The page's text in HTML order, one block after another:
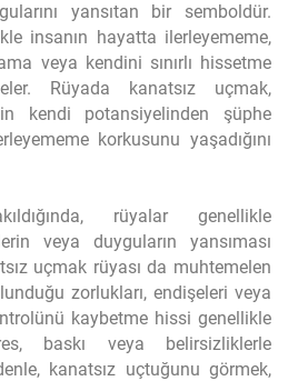
yansıtan bir semboldür.
insanın hayatta ilerleyememe,
veya kendini sınırlı hissetme
Rüyada kanatsız uçmak,
kendi potansiyelinden şüphe
korkusunu yaşadığını
rüyalar genellikle
veya duyguların yansıması
uçmak rüyası da muhtemelen
zorlukları, endişeleri veya
kaybetme hissi genellikle
baskı veya belirsizliklerle
kanatsız uçtuğunu görmek,